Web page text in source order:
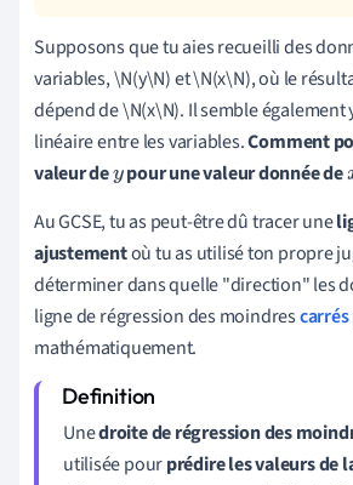
Supposons que tu aies recueilli des
variables, \N(y\N) et \N(x\N), où le
dépend de \N(x\N). Il semble également
linéaire entre les variables.Comment
valeur deypour une valeur donnée de
Au GCSE, tu as peut-être dû tracer une
ajustementoù tu as utilisé ton propre
déterminer dans quelle "direction" les
ligne de régression des moindrescarrés
mathématiquement.
Unedroite de régression des
utilisée pourprédire les valeurs de